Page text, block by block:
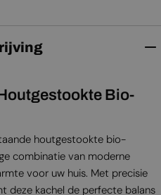
Bio-
houtgestookte bio-
combinatie van moderne
voor uw huis. Met precisie
deze kachel de perfecte balans